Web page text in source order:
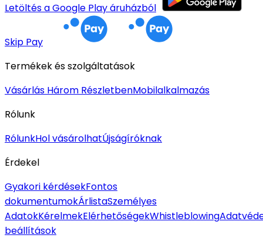
Letöltés a Google Play áruházból
Skip Pay
Termékek és szolgáltatások
Vásárlás Három RészletbenMobilalkalmazás
Rólunk
RólunkHol vásárolhatÚjságíróknak
Érdekel
Gyakori kérdésekFontos
dokumentumokÁrlistaSzemélyes
AdatokKérelmekElérhetőségekWhistleblowing
beállítások